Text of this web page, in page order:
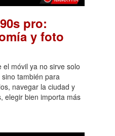
pro:
y foto
móvil ya no sirve solo
también para
navegar la ciudad y
elegir bien importa más